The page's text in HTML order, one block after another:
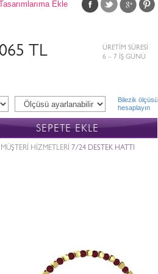
Ekle
TL
ÜRETİM SÜRESİ
6 – 7 İŞ GÜNÜ
Bilezik ölçüsü
hesaplayın
SEPETE EKLE
MÜŞTERİ HİZMETLERİ 7/24 DESTEK HATTI